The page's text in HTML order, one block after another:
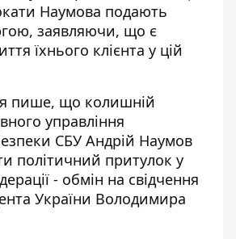
Наумова подають
заявляючи, що є
їхнього клієнта у цій
пише, що колишній
управління
СБУ Андрій Наумов
політичний притулок у
- обмін на свідчення
України Володимира